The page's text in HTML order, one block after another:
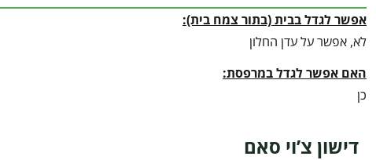
אפשר לגדל בבית (בתור צמח בית):
לא, אפשר על עדן החלון
האם אפשר לגדל במרפסת:
כן
דישון צ’וי סאם